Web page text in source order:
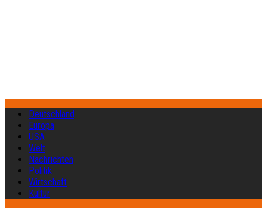
Deutschland
Europa
USA
Welt
Nachrichten
Politik
Wirtschaft
Kultur